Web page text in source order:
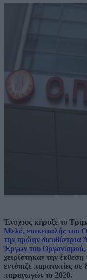
Ένοχους κήρυξε το
Μελά, επικεφαλής του
την πρώην διευθύντρια
Έργων του
χειρίστηκαν την
εντόπιζε παρατυπίες
παραγωγών το 2020.